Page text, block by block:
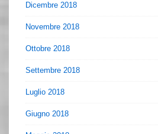
Dicembre 2018
Novembre 2018
Ottobre 2018
Settembre 2018
Luglio 2018
Giugno 2018